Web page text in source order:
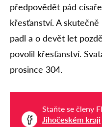
předpovědět pád
křesťanství. A
padl a o devět let
povolil křesťanství.
prosince 304.
Staňte se členy
Jihočeském kraji